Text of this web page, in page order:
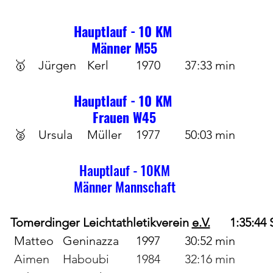
Hauptlauf - 10 KM
Männer M55
🥇	Jürgen	Kerl		1970	37:33 min
Hauptlauf - 10 KM
Frauen W45
🥈	Ursula	Müller	1977	50:03 min
Hauptlauf - 10KM
Männer Mannschaft
		Tomerdinger Leichtathletikverein
e.V.
1:35:44
Matteo	Geninazza 	1997	30:52 min
Aimen	Haboubi		1984	32:16 min